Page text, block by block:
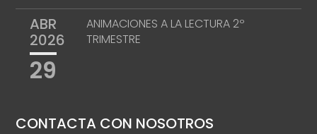
ABR
2026
29
ANIMACIONES A LA LECTURA 2º
TRIMESTRE
CONTACTA CON NOSOTROS